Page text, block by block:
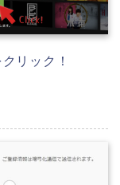
リック！